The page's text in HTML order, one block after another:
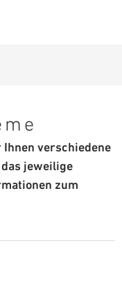
verschiedene
jeweilige
zum